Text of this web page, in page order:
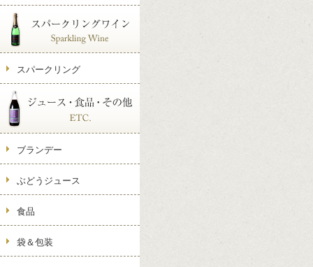
スパークリング
ブランデー
ぶどうジュース
食品
袋＆包装